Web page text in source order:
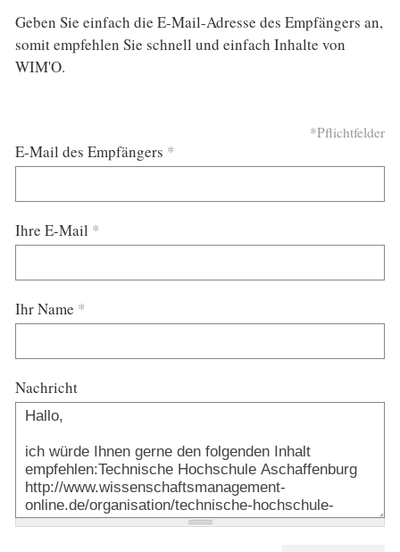
Geben Sie einfach die E-Mail-Adresse des Empfängers an,
somit empfehlen Sie schnell und einfach Inhalte von
WIM'O.
*Pflichtfelder
E-Mail des Empfängers *
Ihre E-Mail *
Ihr Name *
Nachricht